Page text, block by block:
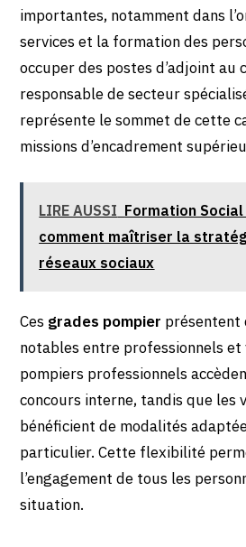
importantes, notamment dans
services et la formation des
occuper des postes d’adjoint au
responsable de secteur
représente le sommet de cette
missions d’encadrement
LIRE AUSSI Formation Social
comment maîtriser la
réseaux sociaux
Ces grades pompier présentent
notables entre professionnels et
pompiers professionnels
concours interne, tandis que les
bénéficient de modalités
particulier. Cette flexibilité
l’engagement de tous les
situation.